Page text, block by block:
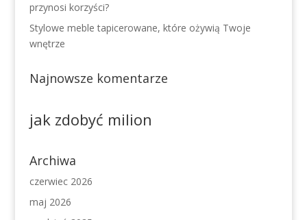
przynosi korzyści?
Stylowe meble tapicerowane, które ożywią Twoje
wnętrze
Najnowsze komentarze
jak zdobyć milion
Archiwa
czerwiec 2026
maj 2026